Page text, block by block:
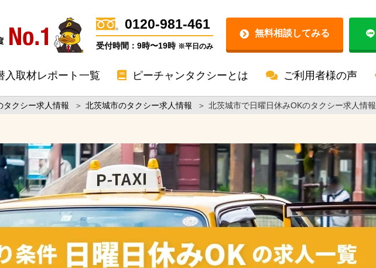
0120-981-461
受付時間：9時〜19時 ※平日のみ
無料相談してみる
入取材レポート一覧 ピーチャンタクシーとは ご利用者様の声
タクシー求人情報 ＞ 北茨城市のタクシー求人情報 ＞ 北茨城市で日曜日休みOKのタクシー求人情報